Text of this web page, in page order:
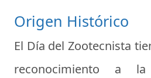
Origen Histórico
El Día del Zootecnista
reconocimiento a